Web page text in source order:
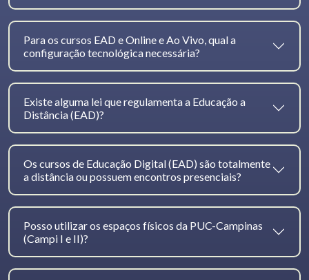
Para os cursos EAD e Online e Ao Vivo, qual a
configuração tecnológica necessária?
Existe alguma lei que regulamenta a Educação a
Distância (EAD)?
Os cursos de Educação Digital (EAD) são totalmente
a distância ou possuem encontros presenciais?
Posso utilizar os espaços físicos da PUC-Campinas
(Campi I e II)?